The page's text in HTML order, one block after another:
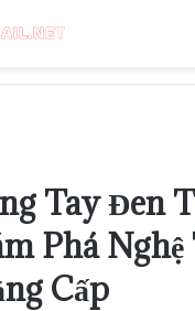
Tay Đen
Phá
Cấp